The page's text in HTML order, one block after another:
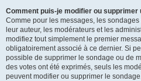
Comment puis-je modifier ou supprimer
Comme pour les messages, les
leur auteur, les modérateurs et les
modifiez tout simplement le premier
obligatoirement associé à ce dernier. Si
possible de supprimer le sondage ou de
des votes ont été exprimés, seuls les
peuvent modifier ou supprimer le